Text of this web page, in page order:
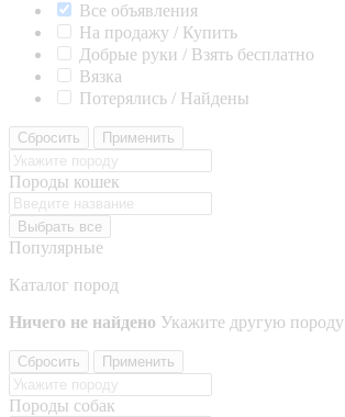
Все объявления
На продажу / Купить
Добрые руки / Взять бесплатно
Вязка
Потерялись / Найдены
Сбросить Применить
Породы кошек
Выбрать все
Популярные
Каталог пород
Ничего не найдено Укажите другую породу
Сбросить Применить
Породы собак